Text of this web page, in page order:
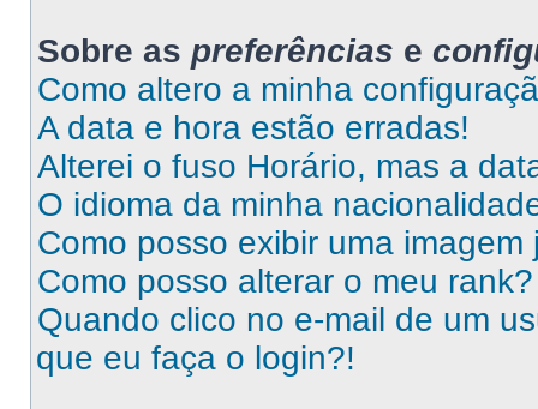
Sobre as preferências e
Como altero a minha
A data e hora estão erradas!
Alterei o fuso Horário, mas a
O idioma da minha
Como posso exibir uma
Como posso alterar o meu rank?
Quando clico no e-mail de um
que eu faça o login?!